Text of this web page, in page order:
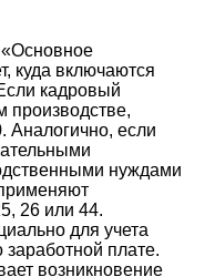
«Основное
куда включаются
кадровый
производстве,
Аналогично, если
нуждами
26 или 44.
для учета
заработной плате.
возникновение